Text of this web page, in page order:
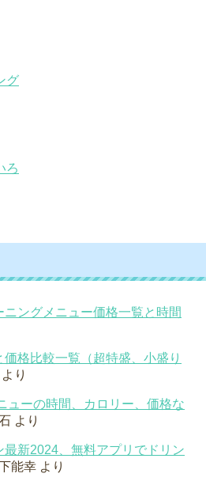
グ
ろ
ングメニュー価格一覧と時間
格比較一覧（超特盛、小盛り
より
ューの時間、カロリー、価格な
より
新2024、無料アプリでドリン
能幸 より